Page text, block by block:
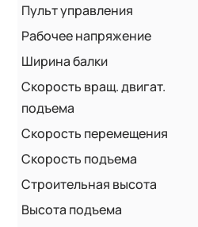
Пульт управления
Рабочее напряжение
Ширина балки
Скорость вращ. двигат.
подъема
Скорость перемещения
Скорость подъема
Строительная высота
Высота подъема